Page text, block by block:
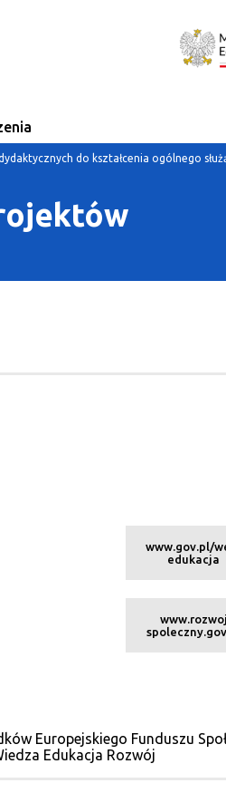
do kształcenia ogólnego
www.gov.pl/
edukacja
www.rozwoj
Europejskiego Funduszu
Edukacja Rozwój